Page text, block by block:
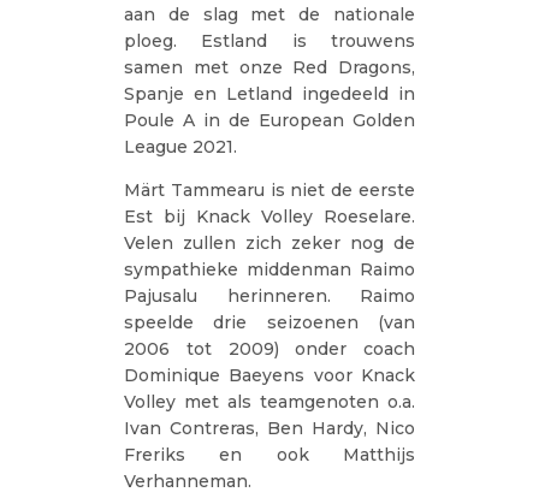
aan de slag met de nationale
ploeg. Estland is trouwens
samen met onze Red Dragons,
Spanje en Letland ingedeeld in
Poule A in de European Golden
League 2021.
Märt Tammearu is niet de eerste
Est bij Knack Volley Roeselare.
Velen zullen zich zeker nog de
sympathieke middenman Raimo
Pajusalu herinneren. Raimo
speelde drie seizoenen (van
2006 tot 2009) onder coach
Dominique Baeyens voor Knack
Volley met als teamgenoten o.a.
Ivan Contreras, Ben Hardy, Nico
Freriks en ook Matthijs
Verhanneman.